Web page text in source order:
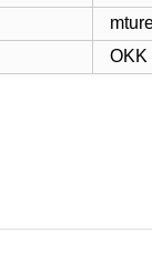
OKK